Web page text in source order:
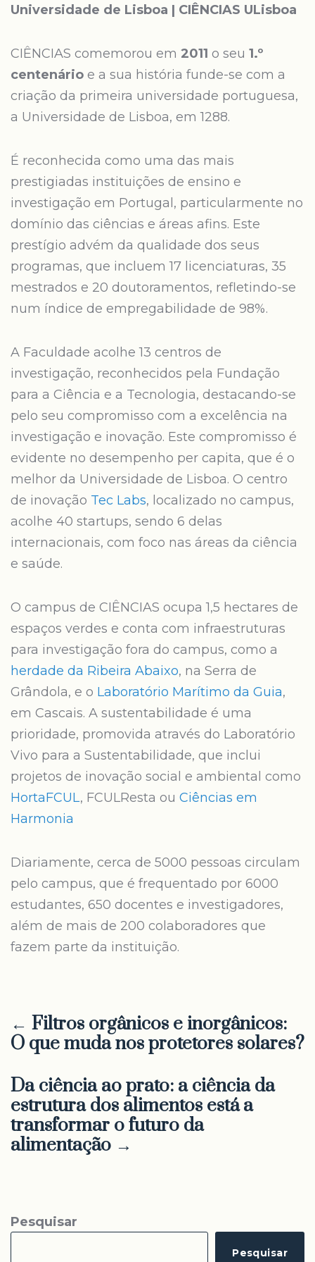
Universidade de Lisboa | CIÊNCIAS ULisboa
CIÊNCIAS comemorou em 2011 o seu 1.º
centenário e a sua história funde-se com a
criação da primeira universidade portuguesa,
a Universidade de Lisboa, em 1288.
É reconhecida como uma das mais
prestigiadas instituições de ensino e
investigação em Portugal, particularmente no
domínio das ciências e áreas afins. Este
prestígio advém da qualidade dos seus
programas, que incluem 17 licenciaturas, 35
mestrados e 20 doutoramentos, refletindo-se
num índice de empregabilidade de 98%.
A Faculdade acolhe 13 centros de
investigação, reconhecidos pela Fundação
para a Ciência e a Tecnologia, destacando-se
pelo seu compromisso com a excelência na
investigação e inovação. Este compromisso é
evidente no desempenho per capita, que é o
melhor da Universidade de Lisboa. O centro
de inovação Tec Labs, localizado no campus,
acolhe 40 startups, sendo 6 delas
internacionais, com foco nas áreas da ciência
e saúde.
O campus de CIÊNCIAS ocupa 1,5 hectares de
espaços verdes e conta com infraestruturas
para investigação fora do campus, como a
herdade da Ribeira Abaixo, na Serra de
Grândola, e o Laboratório Marítimo da Guia,
em Cascais. A sustentabilidade é uma
prioridade, promovida através do Laboratório
Vivo para a Sustentabilidade, que inclui
projetos de inovação social e ambiental como
HortaFCUL, FCULResta ou Ciências em
Harmonia
Diariamente, cerca de 5000 pessoas circulam
pelo campus, que é frequentado por 6000
estudantes, 650 docentes e investigadores,
além de mais de 200 colaboradores que
fazem parte da instituição.
← Filtros orgânicos e inorgânicos:
O que muda nos protetores solares?
Da ciência ao prato: a ciência da
estrutura dos alimentos está a
transformar o futuro da
alimentação →
Pesquisar
Pesquisar